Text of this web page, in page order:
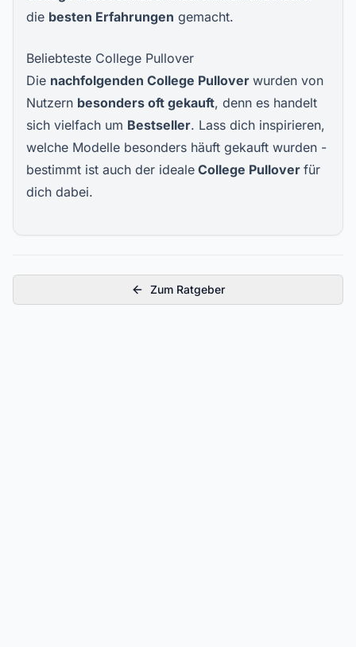
die besten Erfahrungen gemacht.
Beliebteste College Pullover
Die nachfolgenden College Pullover wurden von
Nutzern besonders oft gekauft, denn es handelt
sich vielfach um Bestseller. Lass dich inspirieren,
welche Modelle besonders häuft gekauft wurden -
bestimmt ist auch der ideale College Pullover für
dich dabei.
Zum Ratgeber